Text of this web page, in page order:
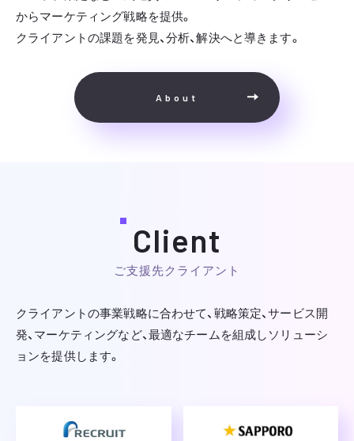
からマーケティング戦略を提供。
クライアントの課題を発見、分析、解決へと導きます。
About
Client
ご支援先クライアント
クライアントの事業戦略に合わせて、戦略策定、サービス開
発、マーケティングなど、最適なチームを組成しソリューシ
ョンを提供します。